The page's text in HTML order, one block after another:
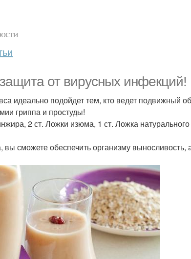
от вирусных инфекций!
идеально подойдет тем, кто ведет подвижный
гриппа и простуды!
2 ст. Ложки изюма, 1 ст. Ложка
сможете обеспечить организму выносливость,